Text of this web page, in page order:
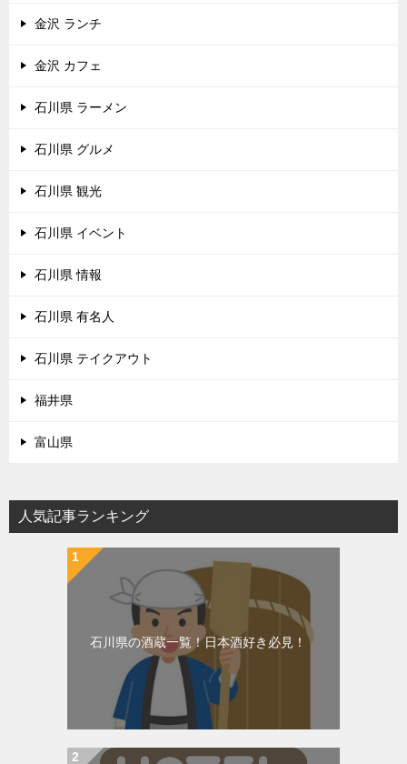
金沢 ランチ
金沢 カフェ
石川県 ラーメン
石川県 グルメ
石川県 観光
石川県 イベント
石川県 情報
石川県 有名人
石川県 テイクアウト
福井県
富山県
人気記事ランキング
石川県の酒蔵一覧！日本酒好き必見！